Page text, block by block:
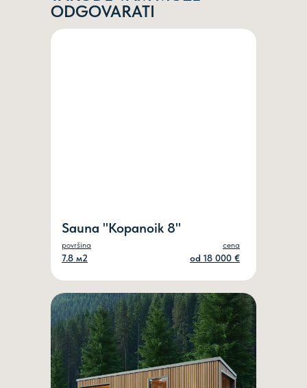
površina
7.8 м2
cena
оd 18 000 €
ODGOVARATI
Sauna "Kopanoik 8"
Politika privatnosti